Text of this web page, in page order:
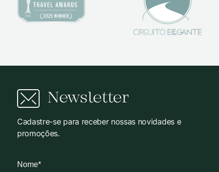
Newsletter
Cadastre-se para receber nossas novidades e
promoções.